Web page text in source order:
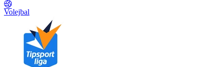
Volejbal